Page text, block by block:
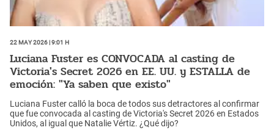
22 May 2026 | 9:01 h
Luciana Fuster es CONVOCADA al casting de
Victoria's Secret 2026 en EE. UU. y ESTALLA de
emoción: "Ya saben que existo"
Luciana Fuster calló la boca de todos sus detractores al confirmar
que fue convocada al casting de Victoria's Secret 2026 en Estados
Unidos, al igual que Natalie Vértiz. ¿Qué dijo?